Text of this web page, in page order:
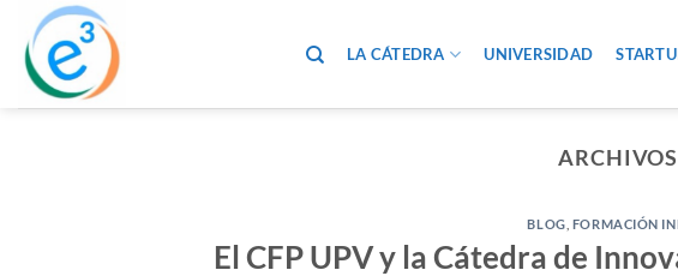
Saltar
contenido
LA CÁTEDRA UNIVERSIDAD
BLOG FORMACIÓN
El CFP UPV y la Cátedra de